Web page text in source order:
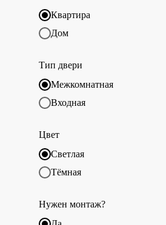
Квартира
Дом
Тип двери
Межкомнатная
Входная
Цвет
Светлая
Тёмная
Нужен монтаж?